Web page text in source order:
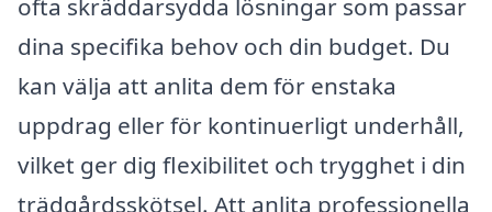
ofta skräddarsydda lösningar som passar
dina specifika behov och din budget. Du
kan välja att anlita dem för enstaka
uppdrag eller för kontinuerligt underhåll,
vilket ger dig flexibilitet och trygghet i din
trädgårdsskötsel. Att anlita professionella